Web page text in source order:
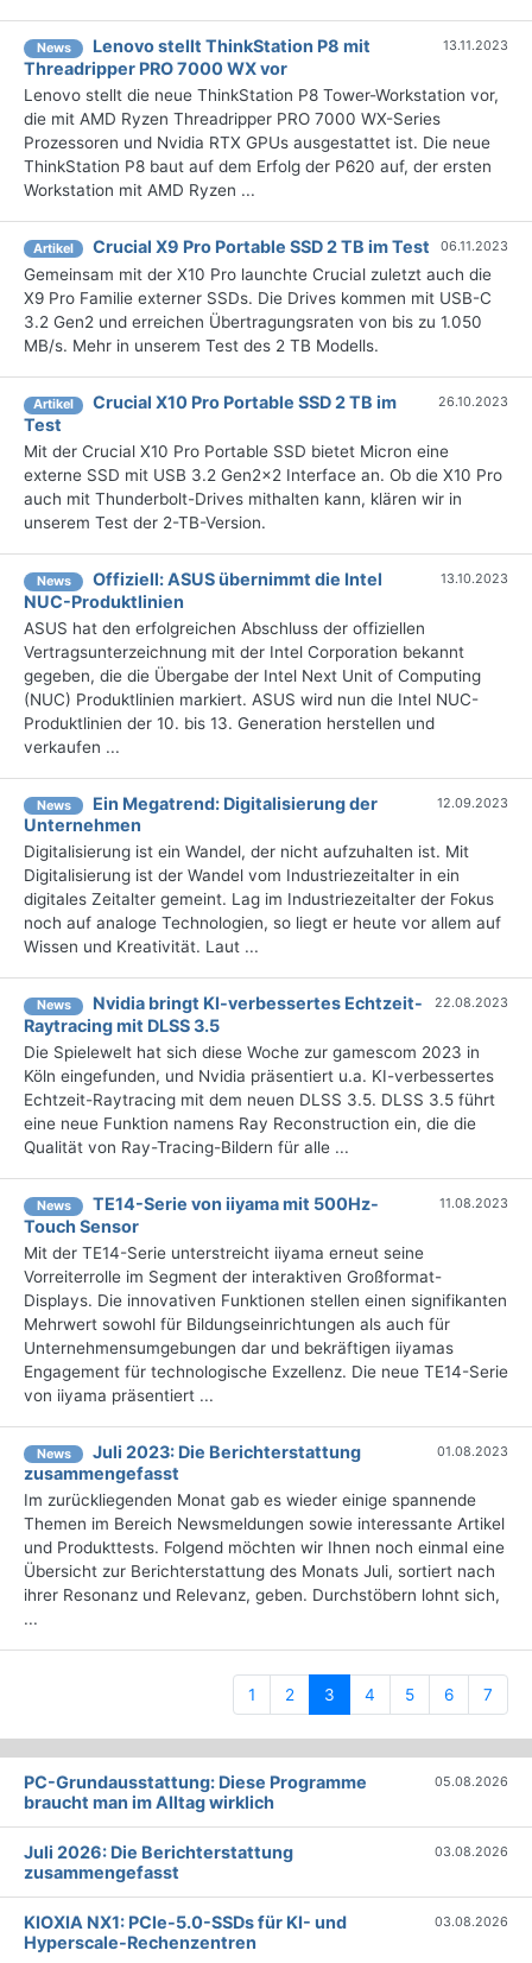
News
Lenovo stellt ThinkStation P8 mit
Threadripper PRO 7000 WX vor
13.11.2023
Lenovo stellt die neue ThinkStation P8 Tower-Workstation vor,
die mit AMD Ryzen Threadripper PRO 7000 WX-Series
Prozessoren und Nvidia RTX GPUs ausgestattet ist. Die neue
ThinkStation P8 baut auf dem Erfolg der P620 auf, der ersten
Workstation mit AMD Ryzen ...
Artikel Crucial X9 Pro Portable SSD 2 TB im Test 06.11.2023
Gemeinsam mit der X10 Pro launchte Crucial zuletzt auch die
X9 Pro Familie externer SSDs. Die Drives kommen mit USB-C
3.2 Gen2 und erreichen Übertragungsraten von bis zu 1.050
MB/s. Mehr in unserem Test des 2 TB Modells.
Artikel
Crucial X10 Pro Portable SSD 2 TB im
Test
26.10.2023
Mit der Crucial X10 Pro Portable SSD bietet Micron eine
externe SSD mit USB 3.2 Gen2x2 Interface an. Ob die X10 Pro
auch mit Thunderbolt-Drives mithalten kann, klären wir in
unserem Test der 2-TB-Version.
News
Offiziell: ASUS übernimmt die Intel
NUC-Produktlinien
13.10.2023
ASUS hat den erfolgreichen Abschluss der offiziellen
Vertragsunterzeichnung mit der Intel Corporation bekannt
gegeben, die die Übergabe der Intel Next Unit of Computing
(NUC) Produktlinien markiert. ASUS wird nun die Intel NUC-
Produktlinien der 10. bis 13. Generation herstellen und
verkaufen ...
News
Ein Megatrend: Digitalisierung der
Unternehmen
12.09.2023
Digitalisierung ist ein Wandel, der nicht aufzuhalten ist. Mit
Digitalisierung ist der Wandel vom Industriezeitalter in ein
digitales Zeitalter gemeint. Lag im Industriezeitalter der Fokus
noch auf analoge Technologien, so liegt er heute vor allem auf
Wissen und Kreativität. Laut ...
News
Nvidia bringt KI-verbessertes Echtzeit-
Raytracing mit DLSS 3.5
22.08.2023
Die Spielewelt hat sich diese Woche zur gamescom 2023 in
Köln eingefunden, und Nvidia präsentiert u.a. KI-verbessertes
Echtzeit-Raytracing mit dem neuen DLSS 3.5. DLSS 3.5 führt
eine neue Funktion namens Ray Reconstruction ein, die die
Qualität von Ray-Tracing-Bildern für alle ...
News
TE14-Serie von iiyama mit 500Hz-
Touch Sensor
11.08.2023
Mit der TE14-Serie unterstreicht iiyama erneut seine
Vorreiterrolle im Segment der interaktiven Großformat-
Displays. Die innovativen Funktionen stellen einen signifikanten
Mehrwert sowohl für Bildungseinrichtungen als auch für
Unternehmensumgebungen dar und bekräftigen iiyamas
Engagement für technologische Exzellenz. Die neue TE14-Serie
von iiyama präsentiert ...
News
Juli 2023: Die Bericht­erstattung
zusammengefasst
01.08.2023
Im zurückliegenden Monat gab es wieder einige spannende
Themen im Bereich Newsmeldungen sowie interessante Artikel
und Produkttests. Folgend möchten wir Ihnen noch einmal eine
Übersicht zur Berichterstattung des Monats Juli, sortiert nach
ihrer Resonanz und Relevanz, geben. Durchstöbern lohnt sich,
...
1 2 3 (current)
4 5 6 7
PC-Grundausstattung: Diese Programme
braucht man im Alltag wirklich
05.08.2026
Juli 2026: Die Bericht­erstattung
zusammengefasst
03.08.2026
KIOXIA NX1: PCIe-5.0-SSDs für KI- und
Hyperscale-Rechenzentren
03.08.2026